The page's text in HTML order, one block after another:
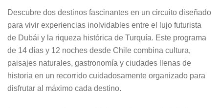
Descubre dos destinos fascinantes en un circuito diseñado
para vivir experiencias inolvidables entre el lujo futurista
de Dubái y la riqueza histórica de Turquía. Este programa
de 14 días y 12 noches desde Chile combina cultura,
paisajes naturales, gastronomía y ciudades llenas de
historia en un recorrido cuidadosamente organizado para
disfrutar al máximo cada destino.